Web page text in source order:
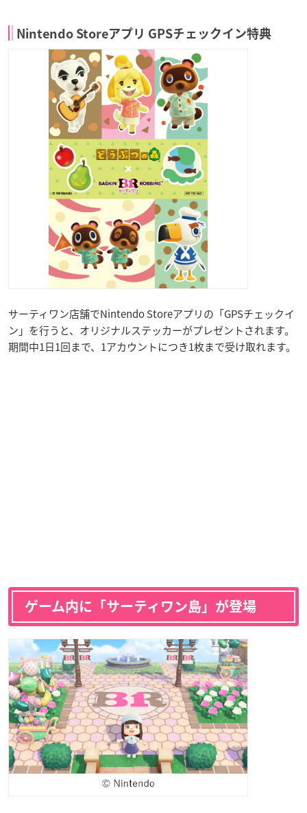
Nintendo Storeアプリ GPSチェックイン特典
サーティワン店舗でNintendo Storeアプリの「GPSチェックイ
ン」を行うと、オリジナルステッカーがプレゼントされます。
期間中1日1回まで、1アカウントにつき1枚まで受け取れます。
ゲーム内に「サーティワン島」が登場